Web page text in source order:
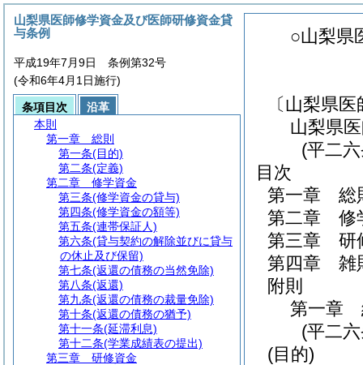
○山梨県
〔山梨県
山梨県
(平二
目次
第一章
総
第二章
修
第三章
研
第四章
雑
附則
第一章
(平二
(目的)
山梨県医師修学資金及び医師研修資金貸
与条例
平成19年7月9日 条例第32号
(令和6年4月1日施行)
条項目次
沿革
本則
第一章
総則
第一条(目的)
第二条(定義)
第二章
修学資金
第三条(修学資金の貸与)
第四条(修学資金の額等)
第五条(連帯保証人)
第六条(貸与契約の解除並びに貸与
の休止及び保留)
第七条(返還の債務の当然免除)
第八条(返還)
第九条(返還の債務の裁量免除)
第十条(返還の債務の猶予)
第十一条(延滞利息)
第十二条(学業成績表の提出)
第三章
研修資金